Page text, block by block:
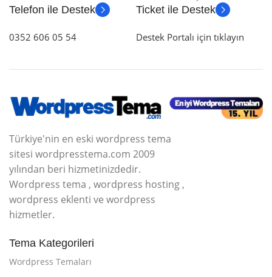
Telefon ile Destek
0352 606 05 54
Ticket ile Destek
Destek Portalı için tıklayın
Türkiye'nin en eski wordpress tema
sitesi wordpresstema.com 2009
yılından beri hizmetinizdedir.
Wordpress tema , wordpress hosting ,
wordpress eklenti ve wordpress
hizmetler.
Tema Kategorileri
Wordpress Temaları